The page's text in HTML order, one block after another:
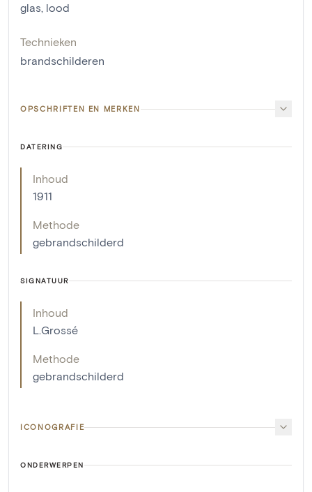
glas, lood
Technieken
brandschilderen
OPSCHRIFTEN EN MERKEN
DATERING
Inhoud
1911
Methode
gebrandschilderd
SIGNATUUR
Inhoud
L.Grossé
Methode
gebrandschilderd
ICONOGRAFIE
ONDERWERPEN